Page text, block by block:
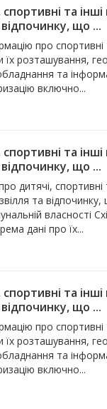
та
що ...
про спортивні
розташування,
та
включно...
та
що ...
дитячі, спортивні
та відпочинку,
власності
дані про їх...
та
що ...
про спортивні
розташування,
та
включно...